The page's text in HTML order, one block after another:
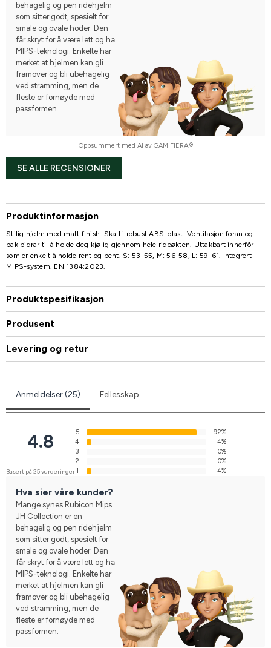
behagelig og pen ridehjelm
som sitter godt, spesielt for
smale og ovale hoder. Den
får skryt for å være lett og ha
MIPS-teknologi. Enkelte har
merket at hjelmen kan gli
framover og bli ubehagelig
ved stramming, men de
fleste er fornøyde med
passformen.
Oppsummert med AI av GAMIFIERA.®
SE ALLE RECENSIONER
Produktinformasjon
Stilig hjelm med matt finish. Skall i robust ABS-plast. Ventilasjon foran og
bak bidrar til å holde deg kjølig gjennom hele rideøkten. Uttakbart innerfôr
som er enkelt å holde rent og pent. S: 53-55, M: 56-58, L: 59-61. Integrert
MIPS-system. EN 1384:2023.
Produktspesifikasjon
Produsent
Levering og retur
Anmeldelser (25) Fellesskap
4.8
Basert på 25 vurderinger
5
92%
4
4%
3
0%
2
0%
1
4%
Hva sier våre kunder?
Mange synes Rubicon Mips
JH Collection er en
behagelig og pen ridehjelm
som sitter godt, spesielt for
smale og ovale hoder. Den
får skryt for å være lett og ha
MIPS-teknologi. Enkelte har
merket at hjelmen kan gli
framover og bli ubehagelig
ved stramming, men de
fleste er fornøyde med
passformen.